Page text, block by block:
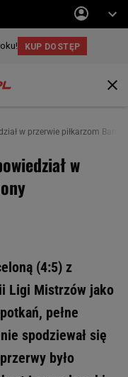
w przerwie piłkarzom
w
(4:5) z
Ligi Mistrzów jako
pełne
spodziewał się
było